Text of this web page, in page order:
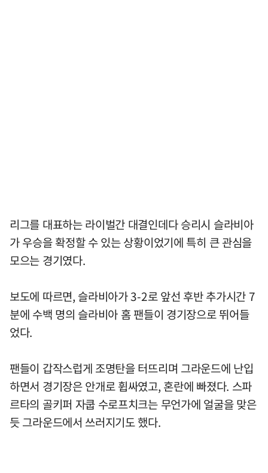
리그를 대표하는 라이벌간 대결인데다 승리시 슬라비아
가 우승을 확정할 수 있는 상황이었기에 특히 큰 관심을
모으는 경기였다.
보도에 따르면, 슬라비아가 3-2로 앞선 후반 추가시간 7
분에 수백 명의 슬라비아 홈 팬들이 경기장으로 뛰어들
었다.
팬들이 갑작스럽게 조명탄을 터뜨리며 그라운드에 난입
하면서 경기장은 안개로 휩싸였고, 혼란에 빠졌다. 스파
르타의 골키퍼 자쿱 수로프치크는 무언가에 얼굴을 맞은
듯 그라운드에서 쓰러지기도 했다.